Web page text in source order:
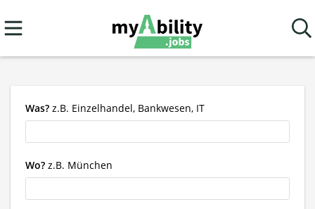
Was? z.B. Einzelhandel, Bankwesen, IT
Wo? z.B. München